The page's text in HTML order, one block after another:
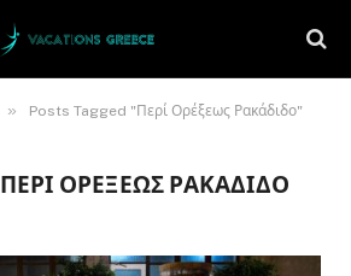
» Posts Tagged "Περί Ορέξεως Ρακάδιδο"
ΠΕΡΊ ΟΡΈΞΕΩΣ ΡΑΚΆΔΙΔΟ